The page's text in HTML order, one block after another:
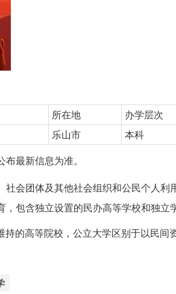
所在地
办学层次
乐山市
本科
最新信息为准。
会团体及其他社会组织和公民个人利
包含独立设置的民办高等学校和独立学
的高等院校，公立大学区别于以民间